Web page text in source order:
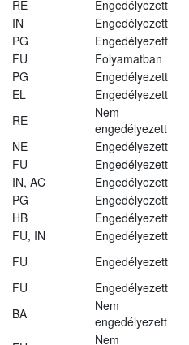
RE
Engedélyezett
IN
Engedélyezett
PG
Engedélyezett
FU
Folyamatban
PG
Engedélyezett
EL
Engedélyezett
RE
Nem
engedélyezett
NE
Engedélyezett
FU
Engedélyezett
IN, AC
Engedélyezett
PG
Engedélyezett
HB
Engedélyezett
FU, IN
Engedélyezett
FU
Engedélyezett
FU
Engedélyezett
BA
Nem
engedélyezett
Nem